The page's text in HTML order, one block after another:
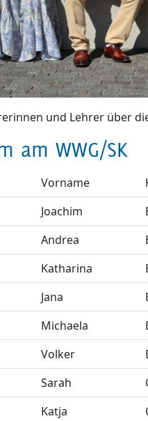
und Lehrer über
am WWG/SK
Vorname
Joachim
Andrea
Katharina
Jana
Michaela
Volker
Sarah
Katja